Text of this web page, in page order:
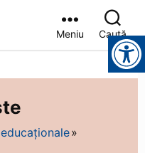
Meniu Caută
Instrumente pentru accesibilitate